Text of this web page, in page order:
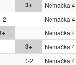
3+ Nemačka 4
2 Nemačka 4
Nemačka 4
3+ Nemačka 4
0-2 Nemačka 4